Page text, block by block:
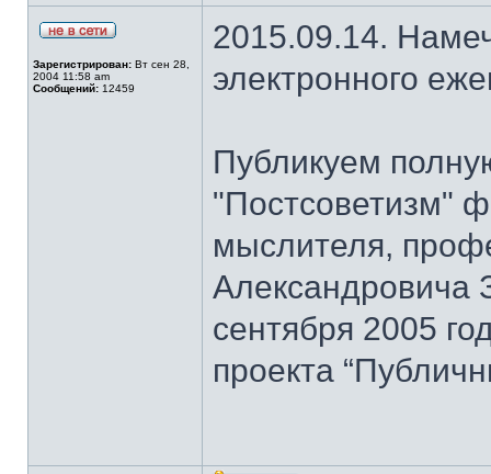
Зарегистрирован: Вт сен 28,
2004 11:58 am
Сообщений: 12459
2015.09.14.
электронного
Публикуем
"Постсоветизм"
мыслителя,
Александровича
сентября 2005
проекта